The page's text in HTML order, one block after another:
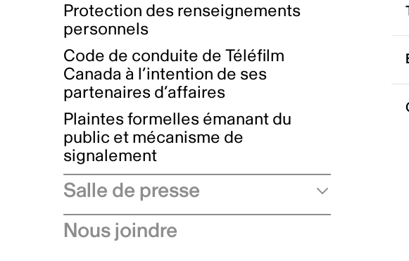
Protection des renseignements
personnels
Code de conduite de Téléfilm
Canada à l’intention de ses
partenaires d’affaires
Plaintes formelles émanant du
public et mécanisme de
signalement
Salle de presse
Communiqués de presse
Nous joindre